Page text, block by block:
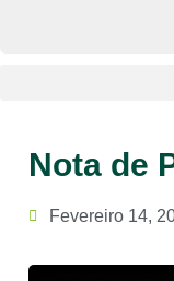
Nota de
Fevereiro 14,